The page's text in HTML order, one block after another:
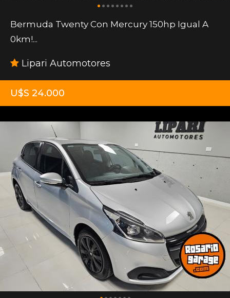
Bermuda Twenty Con Mercury 150hp Igual A
0km!...
Lipari Automotores
U$S 24.000